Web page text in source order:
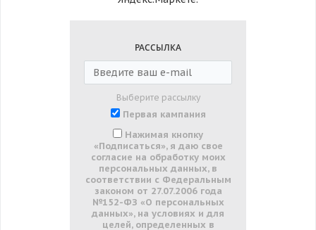
РАССЫЛКА
Выберите рассылку
Первая кампания
Нажимая кнопку
«Подписаться», я даю свое
согласие на обработку моих
персональных данных, в
соответствии с Федеральным
законом от 27.07.2006 года
№152-ФЗ «О персональных
данных», на условиях и для
целей, определенных в